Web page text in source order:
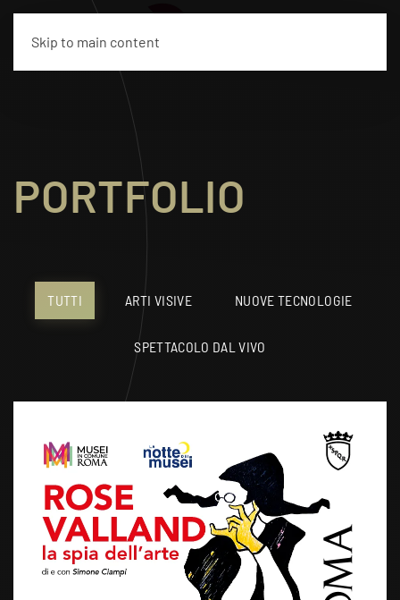
Skip to main content
PORTFOLIO
TUTTI ARTI VISIVE NUOVE TECNOLOGIE
SPETTACOLO DAL VIVO